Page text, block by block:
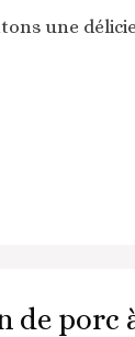
une
de porc